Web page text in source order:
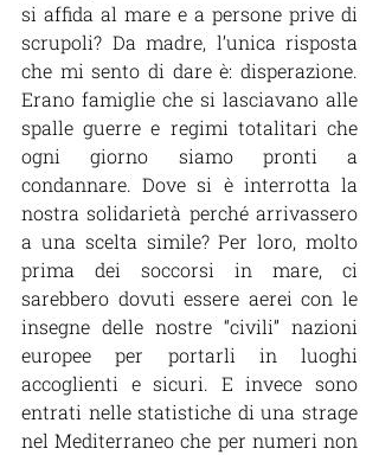
si affida al mare e a persone prive di
scrupoli? Da madre, l’unica risposta
che mi sento di dare è: disperazione.
Erano famiglie che si lasciavano alle
spalle guerre e regimi totalitari che
ogni giorno siamo pronti a
condannare. Dove si è interrotta la
nostra solidarietà perché arrivassero
a una scelta simile? Per loro, molto
prima dei soccorsi in mare, ci
sarebbero dovuti essere aerei con le
insegne delle nostre “civili” nazioni
europee per portarli in luoghi
accoglienti e sicuri. E invece sono
entrati nelle statistiche di una strage
nel Mediterraneo che per numeri non